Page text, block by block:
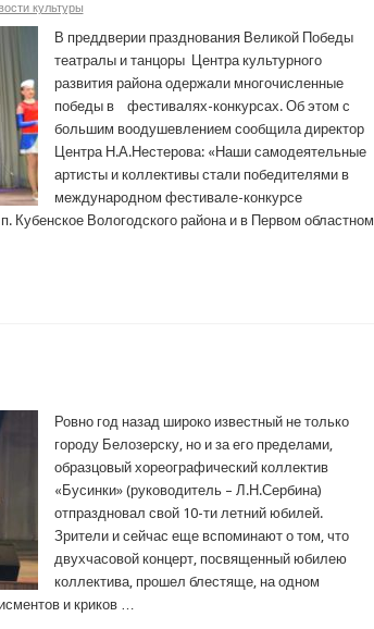
культуры
В преддверии празднования Великой Победы
театралы и танцоры Центра культурного
развития района одержали многочисленные
победы в фестивалях-конкурсах. Об этом с
большим воодушевлением сообщила директор
Центра Н.А.Нестерова: «Наши самодеятельные
артисты и коллективы стали победителями в
международном фестивале-конкурсе
Кубенское Вологодского района и в Первом областном
Ровно год назад широко известный не только
городу Белозерску, но и за его пределами,
образцовый хореографический коллектив
«Бусинки» (руководитель – Л.Н.Сербина)
отпраздновал свой 10-ти летний юбилей.
Зрители и сейчас еще вспоминают о том, что
двухчасовой концерт, посвященный юбилею
коллектива, прошел блестяще, на одном
и криков …